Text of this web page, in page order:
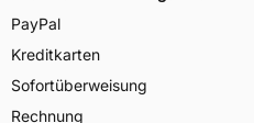
PayPal
Kreditkarten
Sofortüberweisung
Rechnung